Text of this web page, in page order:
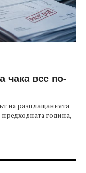
чака все по-
на разплащанията
година,